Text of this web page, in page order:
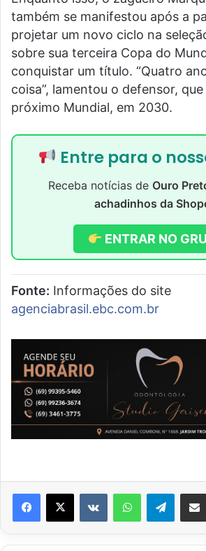
também se manifestou após a
projetar um novo ciclo na
sobre sua terceira Copa do
conquistar um título. “Quatro
coisa”, lamentou o defensor,
próximo Mundial, em 2030.
Entre para o
Receba notícias de Ouro
achadinhos da
ENTRAR NO
Fonte: Informações do site
agenciabrasil.ebc.com.br
VK WhatsApp